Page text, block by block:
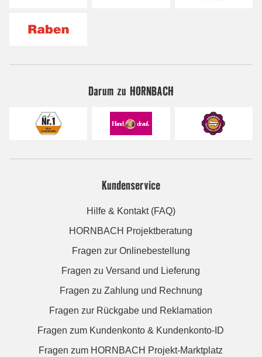
Darum zu HORNBACH
Kundenservice
Hilfe & Kontakt (FAQ)
HORNBACH Projektberatung
Fragen zur Onlinebestellung
Fragen zu Versand und Lieferung
Fragen zu Zahlung und Rechnung
Fragen zur Rückgabe und Reklamation
Fragen zum Kundenkonto & Kundenkonto-ID
Fragen zum HORNBACH Projekt-Marktplatz